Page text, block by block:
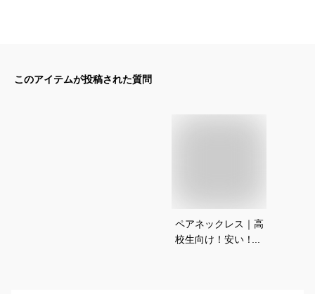
このアイテムが投稿された質問
ペアネックレス｜高
校生向け！安い！学